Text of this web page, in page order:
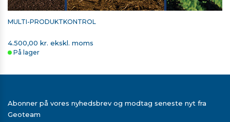
MULTI-PRODUKTKONTROL
4.500,00 kr. ekskl. moms
På lager
Abonner på vores nyhedsbrev og modtag seneste nyt fra
Geoteam